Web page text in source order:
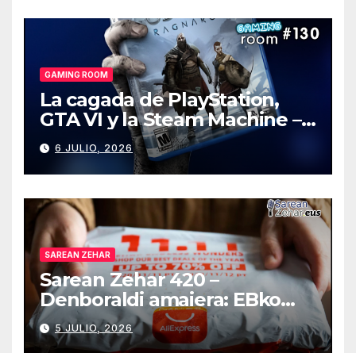
GAMING ROOM
La cagada de PlayStation,
GTA VI y la Steam Machine –
Gaming Room #130
6 JULIO, 2026
SAREAN ZEHAR
Sarean Zehar 420 –
Denboraldi amaiera: EBko
muga-zerga berriak
AliExpressi, AEBetako AAren
5 JULIO, 2026